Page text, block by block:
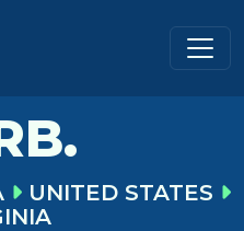
UNITED STATES